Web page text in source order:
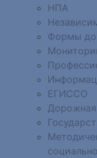
НПА
Формы
ЕГИССО
Дорожная